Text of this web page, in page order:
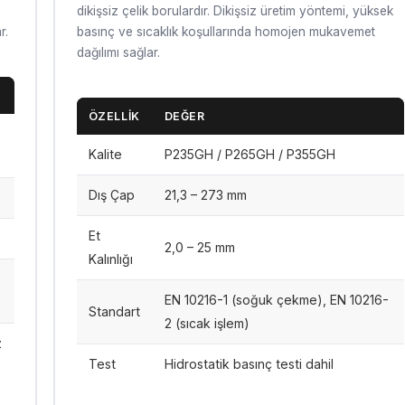
dikişsiz çelik borulardır. Dikişsiz üretim yöntemi, yüksek
basınç ve sıcaklık koşullarında homojen mukavemet
dağılımı sağlar.
ÖZELLIK DEĞER
Kalite P235GH / P265GH / P355GH
Dış Çap 21,3 – 273 mm
Et
Kalınlığı
2,0 – 25 mm
Standart
EN 10216-1 (soğuk çekme), EN 10216-
2 (sıcak işlem)
Test Hidrostatik basınç testi dahil